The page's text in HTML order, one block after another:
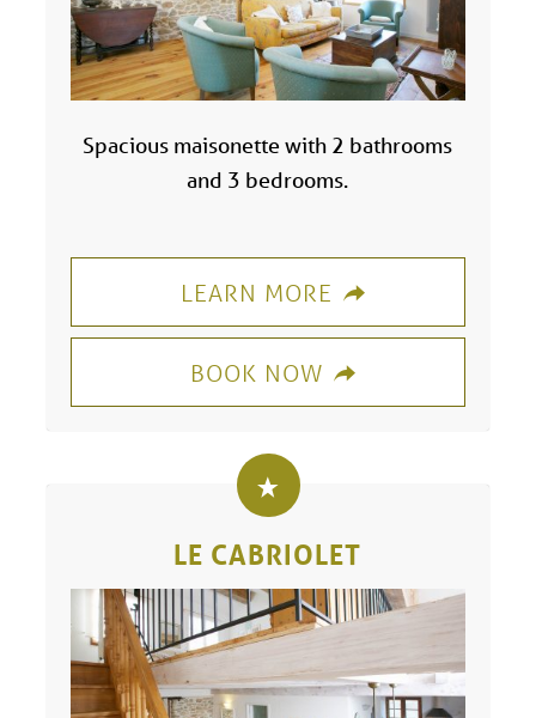
Spacious maisonette with 2 bathrooms
and 3 bedrooms.
LEARN MORE
BOOK NOW
LE CABRIOLET